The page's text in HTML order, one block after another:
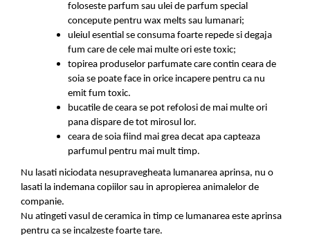
foloseste parfum sau ulei de parfum special
concepute pentru wax melts sau lumanari;
uleiul esential se consuma foarte repede si degaja
fum care de cele mai multe ori este toxic;
topirea produselor parfumate care contin ceara de
soia se poate face in orice incapere pentru ca nu
emit fum toxic.
bucatile de ceara se pot refolosi de mai multe ori
pana dispare de tot mirosul lor.
ceara de soia fiind mai grea decat apa capteaza
parfumul pentru mai mult timp.
Nu lasati niciodata nesupravegheata lumanarea aprinsa, nu o
lasati la indemana copiilor sau in apropierea animalelor de
companie.
Nu atingeti vasul de ceramica in timp ce lumanarea este aprinsa
pentru ca se incalzeste foarte tare.